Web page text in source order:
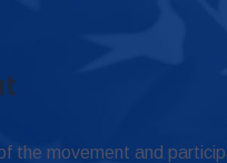
the movement and